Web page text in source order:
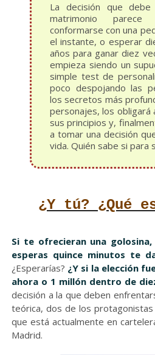
La decisión que
matrimonio parece
conformarse con una
el instante, o esperar
años para ganar diez
empieza siendo un
simple test de
poco despojando las
los secretos más
personajes, los obligará
sus principios y,
a tomar una decisión
vida. Quién sabe si para
¿Y tú? ¿Qué
Si te ofrecieran una
esperas quince minutos te
¿Esperarías? ¿Y si la elección
ahora o 1 millón dentro de
decisión a la que deben
teórica, dos de los
que está actualmente en
Madrid.